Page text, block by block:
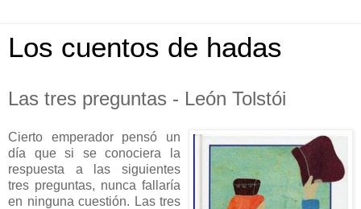
Los cuentos de hadas
Las tres preguntas - León Tolstói
Cierto emperador pensó un
día que si se conociera la
respuesta a las siguientes
tres preguntas, nunca fallaría
en ninguna cuestión. Las tres